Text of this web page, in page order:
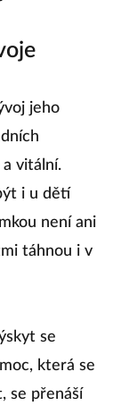
jeho
vitální.
i u dětí
není ani
táhnou i v
se
která se
se přenáší